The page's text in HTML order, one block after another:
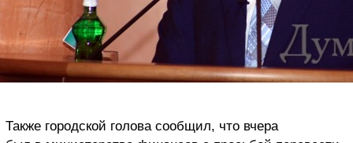
Также городской голова сообщил, что вчера